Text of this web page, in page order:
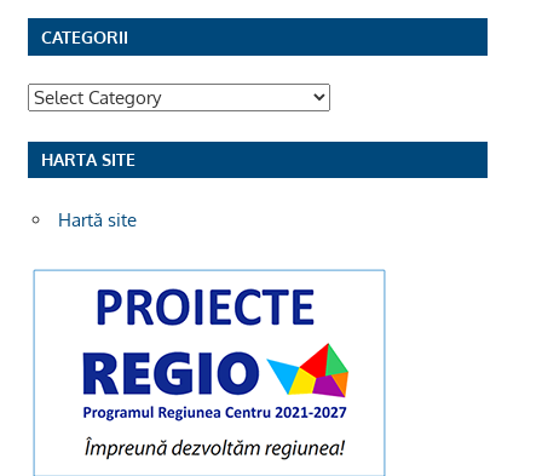
CATEGORII
Categorii
HARTA SITE
Hartă site